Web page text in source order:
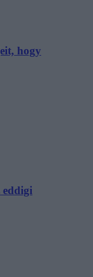
hogy
eddigi